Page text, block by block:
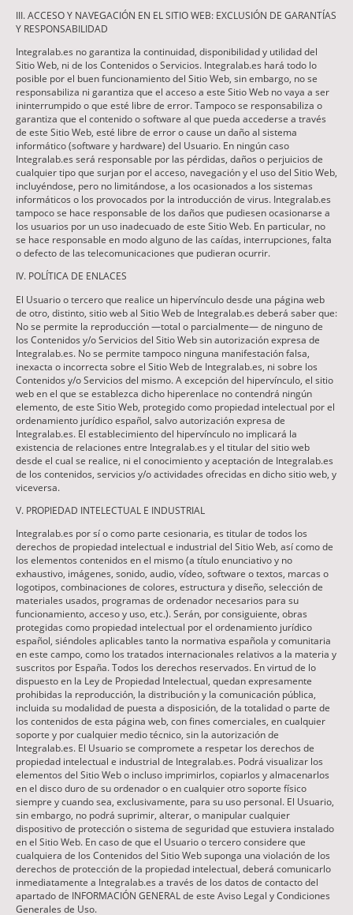
III. ACCESO Y NAVEGACIÓN EN EL SITIO WEB: EXCLUSIÓN DE GARANTÍAS
Y RESPONSABILIDAD
Integralab.es no garantiza la continuidad, disponibilidad y utilidad del
Sitio Web, ni de los Contenidos o Servicios. Integralab.es hará todo lo
posible por el buen funcionamiento del Sitio Web, sin embargo, no se
responsabiliza ni garantiza que el acceso a este Sitio Web no vaya a ser
ininterrumpido o que esté libre de error. Tampoco se responsabiliza o
garantiza que el contenido o software al que pueda accederse a través
de este Sitio Web, esté libre de error o cause un daño al sistema
informático (software y hardware) del Usuario. En ningún caso
Integralab.es será responsable por las pérdidas, daños o perjuicios de
cualquier tipo que surjan por el acceso, navegación y el uso del Sitio Web,
incluyéndose, pero no limitándose, a los ocasionados a los sistemas
informáticos o los provocados por la introducción de virus. Integralab.es
tampoco se hace responsable de los daños que pudiesen ocasionarse a
los usuarios por un uso inadecuado de este Sitio Web. En particular, no
se hace responsable en modo alguno de las caídas, interrupciones, falta
o defecto de las telecomunicaciones que pudieran ocurrir.
IV. POLÍTICA DE ENLACES
El Usuario o tercero que realice un hipervínculo desde una página web
de otro, distinto, sitio web al Sitio Web de Integralab.es deberá saber que:
No se permite la reproducción —total o parcialmente— de ninguno de
los Contenidos y/o Servicios del Sitio Web sin autorización expresa de
Integralab.es. No se permite tampoco ninguna manifestación falsa,
inexacta o incorrecta sobre el Sitio Web de Integralab.es, ni sobre los
Contenidos y/o Servicios del mismo. A excepción del hipervínculo, el sitio
web en el que se establezca dicho hiperenlace no contendrá ningún
elemento, de este Sitio Web, protegido como propiedad intelectual por el
ordenamiento jurídico español, salvo autorización expresa de
Integralab.es. El establecimiento del hipervínculo no implicará la
existencia de relaciones entre Integralab.es y el titular del sitio web
desde el cual se realice, ni el conocimiento y aceptación de Integralab.es
de los contenidos, servicios y/o actividades ofrecidas en dicho sitio web, y
viceversa.
V. PROPIEDAD INTELECTUAL E INDUSTRIAL
Integralab.es por sí o como parte cesionaria, es titular de todos los
derechos de propiedad intelectual e industrial del Sitio Web, así como de
los elementos contenidos en el mismo (a título enunciativo y no
exhaustivo, imágenes, sonido, audio, vídeo, software o textos, marcas o
logotipos, combinaciones de colores, estructura y diseño, selección de
materiales usados, programas de ordenador necesarios para su
funcionamiento, acceso y uso, etc.). Serán, por consiguiente, obras
protegidas como propiedad intelectual por el ordenamiento jurídico
español, siéndoles aplicables tanto la normativa española y comunitaria
en este campo, como los tratados internacionales relativos a la materia y
suscritos por España. Todos los derechos reservados. En virtud de lo
dispuesto en la Ley de Propiedad Intelectual, quedan expresamente
prohibidas la reproducción, la distribución y la comunicación pública,
incluida su modalidad de puesta a disposición, de la totalidad o parte de
los contenidos de esta página web, con fines comerciales, en cualquier
soporte y por cualquier medio técnico, sin la autorización de
Integralab.es. El Usuario se compromete a respetar los derechos de
propiedad intelectual e industrial de Integralab.es. Podrá visualizar los
elementos del Sitio Web o incluso imprimirlos, copiarlos y almacenarlos
en el disco duro de su ordenador o en cualquier otro soporte físico
siempre y cuando sea, exclusivamente, para su uso personal. El Usuario,
sin embargo, no podrá suprimir, alterar, o manipular cualquier
dispositivo de protección o sistema de seguridad que estuviera instalado
en el Sitio Web. En caso de que el Usuario o tercero considere que
cualquiera de los Contenidos del Sitio Web suponga una violación de los
derechos de protección de la propiedad intelectual, deberá comunicarlo
inmediatamente a Integralab.es a través de los datos de contacto del
apartado de INFORMACIÓN GENERAL de este Aviso Legal y Condiciones
Generales de Uso.